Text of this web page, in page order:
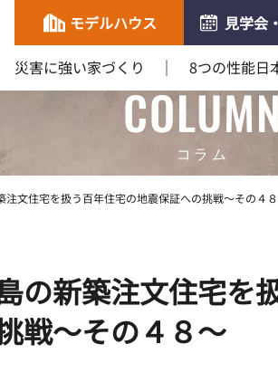
モデルハウス 見学会
災害に強い家づくり 8つの性能日
コラム
注文住宅を扱う百年住宅の地震保証への挑戦～その４
の新築注文住宅を
戦～その４８～